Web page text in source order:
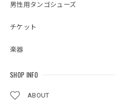
男性用タンゴシューズ
チケット
楽器
SHOP INFO
ABOUT